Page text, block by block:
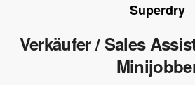
Superdry
Verkäufer / Sales